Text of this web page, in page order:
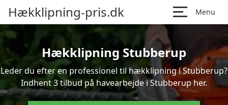
Hækklipning-pris.dk Menu
Hækklipning Stubberup
Leder du efter en professionel til hækklipning i Stubberup?
Indhent 3 tilbud på havearbejde i Stubberup her.